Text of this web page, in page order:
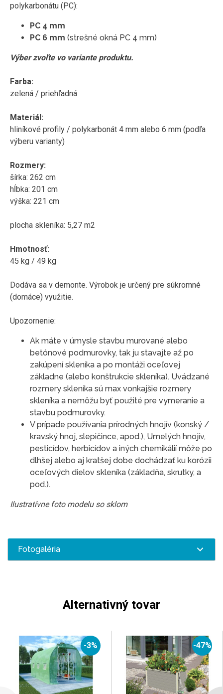
polykarbonátu (PC):
PC 4 mm
PC 6 mm (strešné okná PC 4 mm)
Výber zvoľte vo variante produktu.
Farba:
zelená / priehľadná
Materiál:
hliníkové profily / polykarbonát 4 mm alebo 6 mm (podľa
výberu varianty)
Rozmery:
šírka: 262 cm
hĺbka: 201 cm
výška: 221 cm
plocha skleníka: 5,27 m2
Hmotnosť:
45 kg / 49 kg
Dodáva sa v demonte. Výrobok je určený pre súkromné ​​
(domáce) využitie.
Upozornenie:
Ak máte v úmysle stavbu murované alebo
betónové podmurovky, tak ju stavajte až po
zakúpení skleníka a po montáži oceľovej
základne (alebo konštrukcie skleníka). Uvádzané
rozmery skleníka sú max vonkajšie rozmery
skleníka a nemôžu byť použité pre vymeranie a
stavbu podmurovky.
V prípade používania prírodných hnojív (konský /
kravský hnoj, slepičince, apod.), Umelých hnojív,
pesticídov, herbicídov a iných chemikálií môže po
dlhšej alebo aj kratšej dobe dochádzať ku korózii
oceľových dielov skleníka (základňa, skrutky, a
pod.).
Ilustratívne foto modelu so sklom
Fotogaléria
Alternativný tovar
-3% -47%